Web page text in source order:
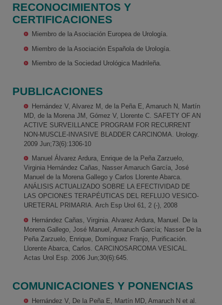
RECONOCIMIENTOS Y
CERTIFICACIONES
Miembro de la Asociación Europea de Urología.
Miembro de la Asociación Española de Urología.
Miembro de la Sociedad Urológica Madrileña.
PUBLICACIONES
Hernández V, Alvarez M, de la Peña E, Amaruch N, Martín
MD, de la Morena JM, Gómez V, Llorente C. SAFETY OF AN
ACTIVE SURVEILLANCE PROGRAM FOR RECURRENT
NON-MUSCLE-INVASIVE BLADDER CARCINOMA. Urology.
2009 Jun;73(6):1306-10
Manuel Álvarez Ardura, Enrique de la Peña Zarzuelo,
Virginia Hernández Cañas, Nasser Amaruch García, José
Manuel de la Morena Gallego y Carlos Llorente Abarca.
ANÁLISIS ACTUALIZADO SOBRE LA EFECTIVIDAD DE
LAS OPCIONES TERAPÉUTICAS DEL REFLUJO VESICO-
URETERAL PRIMARIA. Arch Esp Urol 61, 2 (-), 2008
Hernández Cañas, Virginia. Alvarez Ardura, Manuel. De la
Morena Gallego, José Manuel, Amaruch García; Nasser De la
Peña Zarzuelo, Enrique, Domínguez Franjo, Purificación.
Llorente Abarca, Carlos. CARCINOSARCOMA VESICAL.
Actas Urol Esp. 2006 Jun;30(6):645.
COMUNICACIONES Y PONENCIAS
Hernández V, De la Peña E, Martín MD, Amaruch N et al.